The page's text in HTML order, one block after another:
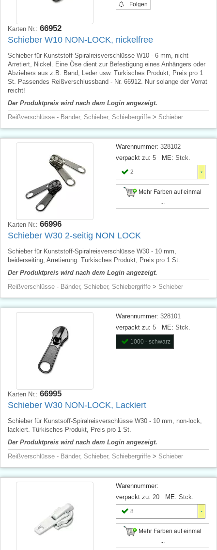
Folgen
Karten Nr.: 66952
Schieber W10 NON-LOCK, nickelfree
Schieber für Kunststoff-Spiralreisverschlüsse W10 - 6 mm, nicht
Arretiert, Nickel. Eine Öse dient zur Befestigung eines Anhängers oder
Abziehers aus z.B. Band, Leder usw. Türkisches Produkt, Preis pro 1
St. Passendes Reißverschlussband - Nr. 66912. Nur solange der Vorrat
reicht!
Der Produktpreis wird nach dem Login angezeigt.
Reißverschlüsse - Bänder, Schieber, Schiebergriffe > Schieber
Warennummer: 328102
verpackt zu: 5 ME: Stck.
2
Mehr Farben auf einmal
Karten Nr.: 66996
Schieber W30 2-seitig NON LOCK
Schieber für Kunststoff-Spiralreisverschlüsse W30 - 10 mm,
beiderseiting, Arretierung. Türkisches Produkt, Preis pro 1 St.
Der Produktpreis wird nach dem Login angezeigt.
Reißverschlüsse - Bänder, Schieber, Schiebergriffe > Schieber
Warennummer: 328101
verpackt zu: 5 ME: Stck.
1000 - schwarz
Karten Nr.: 66995
Schieber W30 NON-LOCK, Lackiert
Schieber für Kunstsoff-Spiralreisverschlüsse W30 - 10 mm, non-lock,
lackiert. Türkisches Produkt, Preis pro 1 St.
Der Produktpreis wird nach dem Login angezeigt.
Reißverschlüsse - Bänder, Schieber, Schiebergriffe > Schieber
Warennummer:
verpackt zu: 20 ME: Stck.
8
Mehr Farben auf einmal